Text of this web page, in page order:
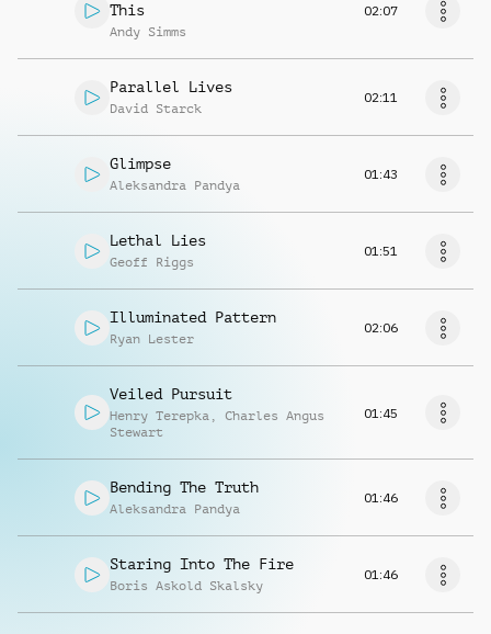
This
Andy Simms
02:07
Parallel Lives
David Starck
02:11
Glimpse
Aleksandra Pandya
01:43
Lethal Lies
Geoff Riggs
01:51
Illuminated Pattern
Ryan Lester
02:06
Veiled Pursuit
Henry Terepka , Charles Angus
Stewart
01:45
Bending The Truth
Aleksandra Pandya
01:46
Staring Into The Fire
Boris Askold Skalsky
01:46